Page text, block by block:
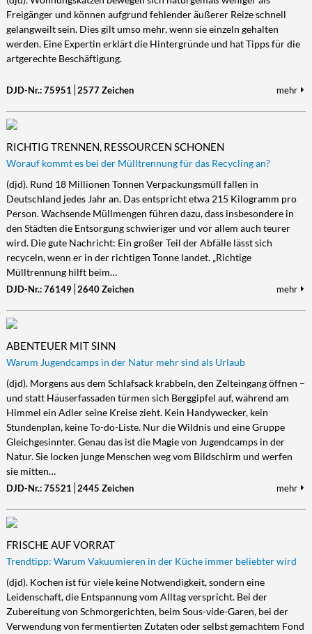
Freigänger und können aufgrund fehlender äußerer Reize schnell
gelangweilt sein. Dies gilt umso mehr, wenn sie einzeln gehalten
werden. Eine Expertin erklärt die Hintergründe und hat Tipps für die
artgerechte Beschäftigung.
DJD-Nr.: 75951 2577 Zeichen mehr
RICHTIG TRENNEN, RESSOURCEN SCHONEN
Worauf kommt es bei der Mülltrennung für das Recycling an?
(djd). Rund 18 Millionen Tonnen Verpackungsmüll fallen in
Deutschland jedes Jahr an. Das entspricht etwa 215 Kilogramm pro
Person. Wachsende Müllmengen führen dazu, dass insbesondere in
den Städten die Entsorgung schwieriger und vor allem auch teurer
wird. Die gute Nachricht: Ein großer Teil der Abfälle lässt sich
recyceln, wenn er in der richtigen Tonne landet. „Richtige
Mülltrennung hilft beim…
DJD-Nr.: 76149 2640 Zeichen mehr
ABENTEUER MIT SINN
Warum Jugendcamps in der Natur mehr sind als Urlaub
(djd). Morgens aus dem Schlafsack krabbeln, den Zelteingang öffnen –
und statt Häuserfassaden türmen sich Berggipfel auf, während am
Himmel ein Adler seine Kreise zieht. Kein Handywecker, kein
Stundenplan, keine To-do-Liste. Nur die Wildnis und eine Gruppe
Gleichgesinnter. Genau das ist die Magie von Jugendcamps in der
Natur. Sie locken junge Menschen weg vom Bildschirm und werfen
sie mitten…
DJD-Nr.: 75521 2445 Zeichen mehr
FRISCHE AUF VORRAT
Trendtipp: Warum Vakuumieren in der Küche immer beliebter wird
(djd). Kochen ist für viele keine Notwendigkeit, sondern eine
Leidenschaft, die Entspannung vom Alltag verspricht. Bei der
Zubereitung von Schmorgerichten, beim Sous-vide-Garen, bei der
Verwendung von fermentierten Zutaten oder selbst gemachtem Fond